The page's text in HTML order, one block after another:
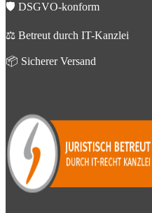
🛡️ DSGVO-konform
⚖️ Betreut durch IT-Kanzlei
📦 Sicherer Versand